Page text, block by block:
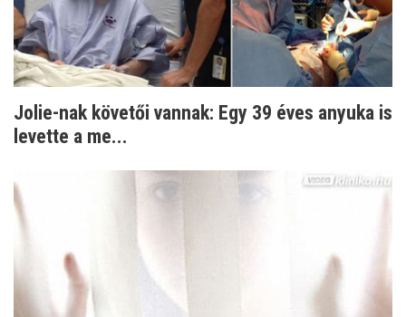
Jolie-nak követői vannak: Egy 39 éves anyuka is
levette a me...